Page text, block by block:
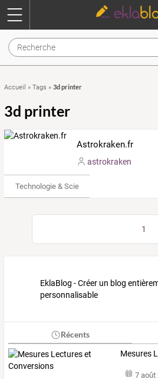
Accueil » Tags » 3d printer
3d printer
Astrokraken.fr
astrokraken
Technologie & Science
1
EklaBlog - Créer un blog
personnalisable
Récents
Mesures
7 août